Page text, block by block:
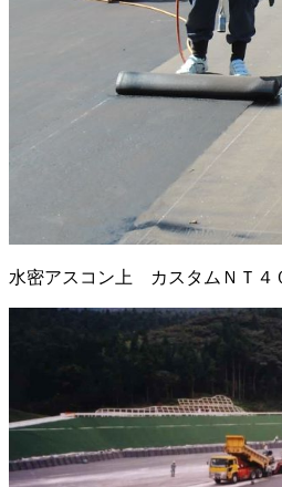
水密アスコン上 カスタムＮＴ４